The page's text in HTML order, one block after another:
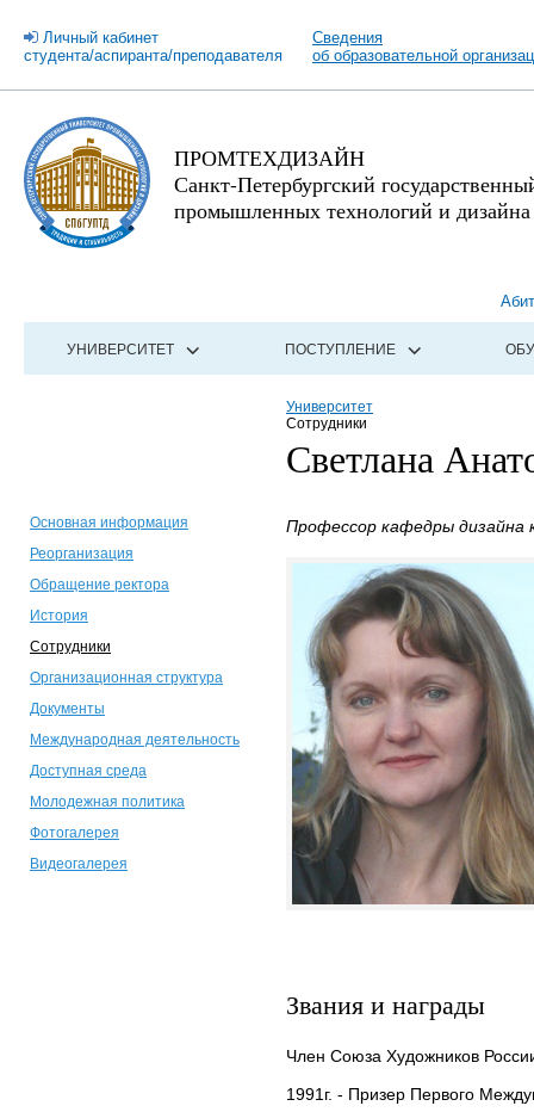
Личный кабинет
студента/аспиранта/преподавателя
Сведения
об образовательной
ПРОМТЕХДИЗАЙН
Санкт-Петербургский
промышленных технологий и дизайна
УНИВЕРСИТЕТ ПОСТУПЛЕНИЕ
Университет
Сотрудники
Светлана
Основная информация
Реорганизация
Обращение ректора
История
Сотрудники
Организационная структура
Документы
Международная деятельность
Доступная среда
Молодежная политика
Фотогалерея
Видеогалерея
Профессор кафедры дизайна
Звания и награды
Член Союза Художников
1991г. - Призер Первого